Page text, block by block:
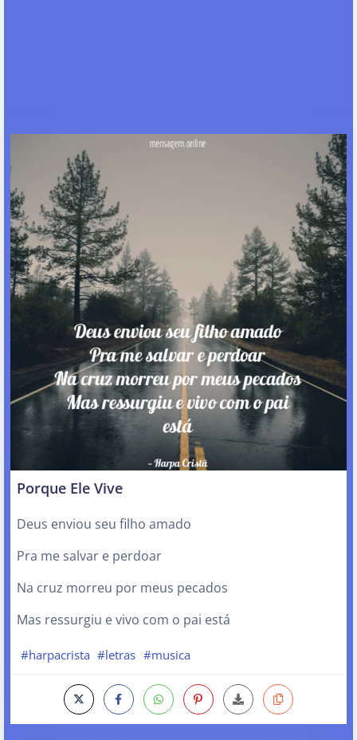
Porque Ele Vive
Deus enviou seu filho amado
Pra me salvar e perdoar
Na cruz morreu por meus pecados
Mas ressurgiu e vivo com o pai está
#harpacrista #letras #musica